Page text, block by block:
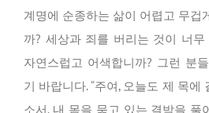
계명에 순종하는 삶이 어렵고 무겁
까? 세상과 죄를 버리는 것이 너
자연스럽고 어색합니까? 그런 분
기 바랍니다. “주여, 오늘도 제 목에
소서. 내 몸을 묶고 있는 결박을 풀